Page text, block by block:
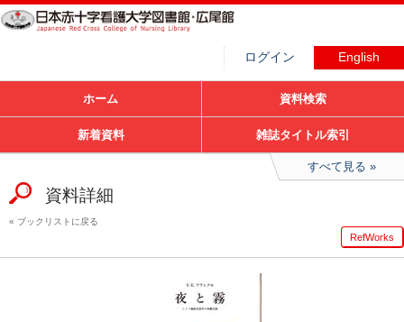
ログイン English
ホーム 資料検索
新着資料 雑誌タイトル索引
すべて見る
資料詳細
ブックリストに戻る
RefWorks